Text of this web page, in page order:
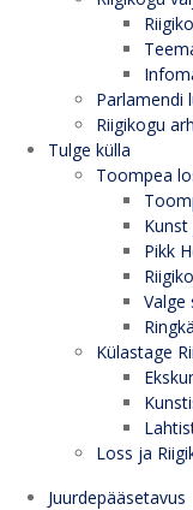
Parlamendi
Riigikogu
Tulge külla
Toompea
Pikk
Valge
Külastage
Loss ja
Juurdepääsetavus